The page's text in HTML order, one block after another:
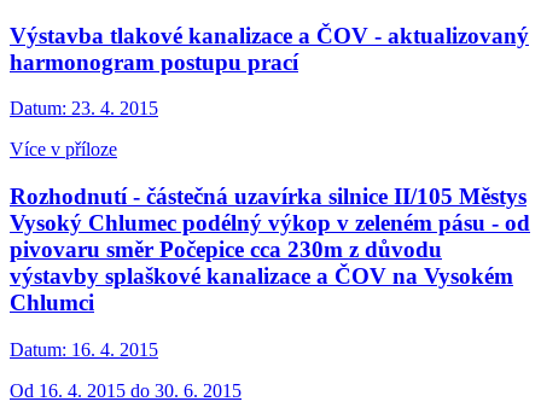
Výstavba tlakové kanalizace a ČOV - aktualizovaný
harmonogram postupu prací
Datum: 23. 4. 2015
Více v příloze
Rozhodnutí - částečná uzavírka silnice II/105 Městys
Vysoký Chlumec podélný výkop v zeleném pásu - od
pivovaru směr Počepice cca 230m z důvodu
výstavby splaškové kanalizace a ČOV na Vysokém
Chlumci
Datum: 16. 4. 2015
Od 16. 4. 2015 do 30. 6. 2015